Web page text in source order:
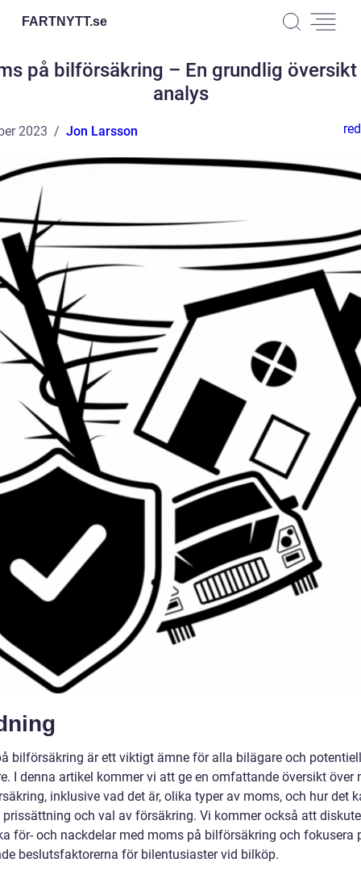
FARTNYTT.se
på bilförsäkring – En grundlig översikt
analys
2023 Jon Larsson
bilförsäkring är ett viktigt ämne för alla bilägare och
I denna artikel kommer vi att ge en omfattande översikt över
inklusive vad det är, olika typer av moms, och hur det
prissättning och val av försäkring. Vi kommer också att
för- och nackdelar med moms på bilförsäkring och fokusera
beslutsfaktorerna för bilentusiaster vid bilköp.